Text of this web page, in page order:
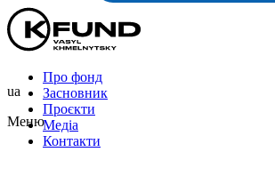
Про фонд
Засновник
Проєкти
Медіа
Контакти
ua
Меню